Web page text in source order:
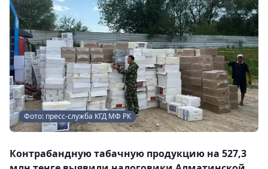
Фото: пресс-служба КГД МФ РК
Контрабандную табачную продукцию на 527,3